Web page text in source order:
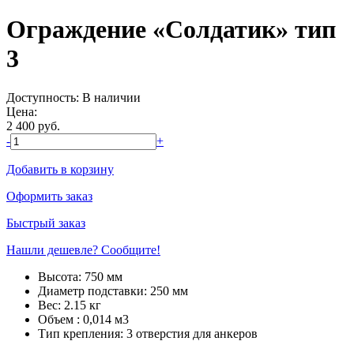
Ограждение «Солдатик» тип
3
Доступность: В наличии
Цена:
2 400 руб.
-
+
Добавить в корзину
Оформить заказ
Быстрый заказ
Нашли дешевле? Сообщите!
Высота: 750 мм
Диаметр подставки: 250 мм
Вес: 2.15 кг
Объем : 0,014 м3
Тип крепления: 3 отверстия для анкеров